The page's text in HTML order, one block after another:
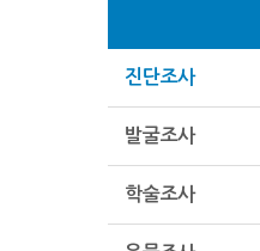
진단조사
발굴조사
학술조사